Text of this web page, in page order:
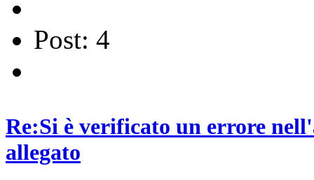
Post: 4
Re:Si è verificato un errore
allegato